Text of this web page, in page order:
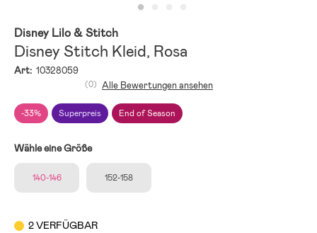
Disney Lilo & Stitch
Disney Stitch Kleid, Rosa
Art: 10328059
-33% Superpreis End of Season
(0) Alle Bewertungen ansehen
Wähle eine Größe
140-146 152-158
2 VERFÜGBAR